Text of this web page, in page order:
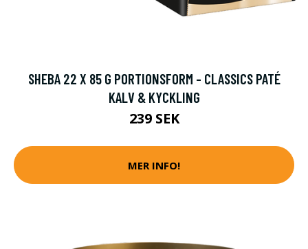
SHEBA 22 X 85 G PORTIONSFORM - CLASSICS PATÉ
KALV & KYCKLING
239 SEK
MER INFO!